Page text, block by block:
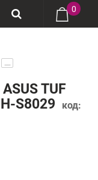
0
.....
TUF
S8029
код: